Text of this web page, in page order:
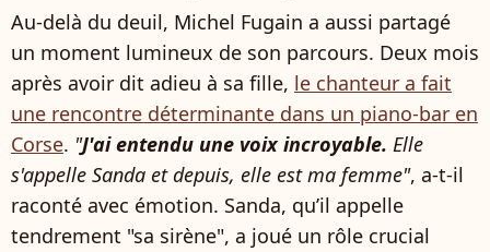
Au-delà du deuil, Michel Fugain a aussi partagé
un moment lumineux de son parcours. Deux mois
après avoir dit adieu à sa fille, le chanteur a fait
une rencontre déterminante dans un piano-bar en
Corse. "J'ai entendu une voix incroyable. Elle
s'appelle Sanda et depuis, elle est ma femme", a-t-il
raconté avec émotion. Sanda, qu’il appelle
tendrement "sa sirène", a joué un rôle crucial